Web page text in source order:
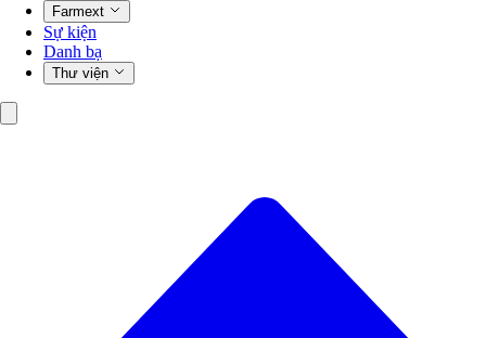
Farmext
Sự kiện
Danh bạ
Thư viện